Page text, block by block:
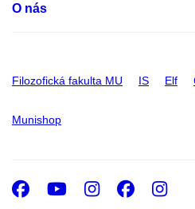
O nás
Filozofická fakulta MU IS Elf
Munishop
Facebook
Youtube